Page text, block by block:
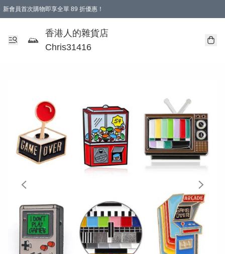
新會員首次購物即享全單 89 折優惠！
購物滿 HKD 499.00即享免運費優惠！（適用於 本地送貨、本地取貨 )
【滿 $300 專屬驚喜：無聲信物（最後一批）】
香港人的雜貨店
Chris31416